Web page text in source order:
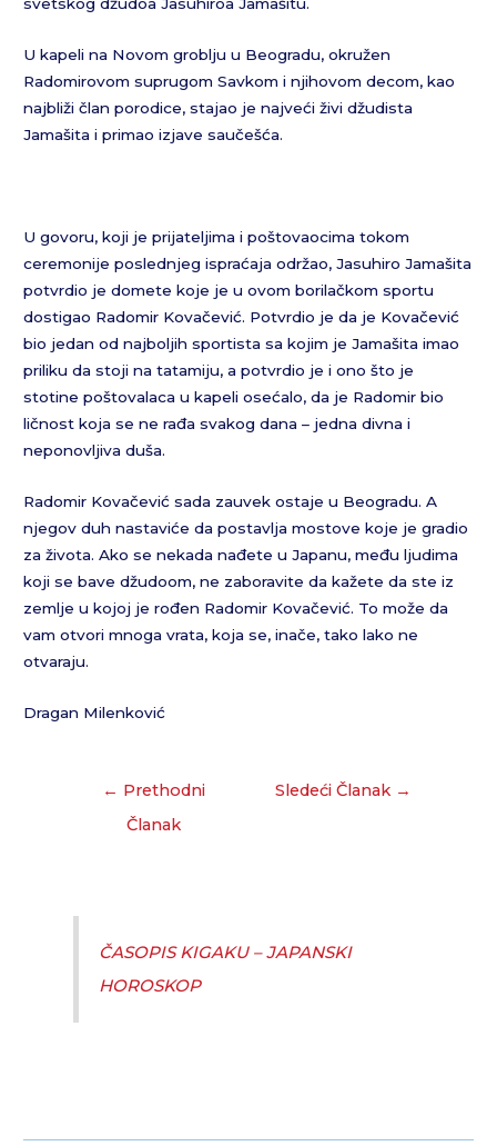
svetskog džudoa Jasuhiroa Jamašitu.
U kapeli na Novom groblju u Beogradu, okružen
Radomirovom suprugom Savkom i njihovom decom, kao
najbliži član porodice, stajao je najveći živi džudista
Jamašita i primao izjave saučešća.
U govoru, koji je prijateljima i poštovaocima tokom
ceremonije poslednjeg ispraćaja održao, Jasuhiro Jamašita
potvrdio je domete koje je u ovom borilačkom sportu
dostigao Radomir Kovačević. Potvrdio je da je Kovačević
bio jedan od najboljih sportista sa kojim je Jamašita imao
priliku da stoji na tatamiju, a potvrdio je i ono što je
stotine poštovalaca u kapeli osećalo, da je Radomir bio
ličnost koja se ne rađa svakog dana – jedna divna i
neponovljiva duša.
Radomir Kovačević sada zauvek ostaje u Beogradu. A
njegov duh nastaviće da postavlja mostove koje je gradio
za života. Ako se nekada nađete u Japanu, među ljudima
koji se bave džudoom, ne zaboravite da kažete da ste iz
zemlje u kojoj je rođen Radomir Kovačević. To može da
vam otvori mnoga vrata, koja se, inače, tako lako ne
otvaraju.
Dragan Milenković
← Prethodni
Članak
Sledeći Članak →
ČASOPIS KIGAKU – JAPANSKI
HOROSKOP